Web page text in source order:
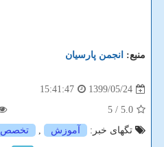
منبع: انجمن پارسیان
1399/05/24
15:41:47
5.0
/ 5
تگهای خبر:
آموزش , تخصص